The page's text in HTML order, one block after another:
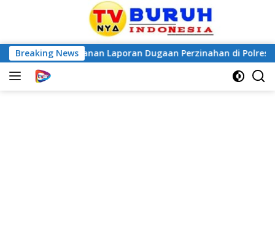
Breaking News
Laporan Dugaan Perzinahan di Polrestabes Medan